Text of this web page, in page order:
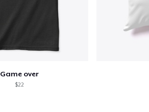
Game over
$22